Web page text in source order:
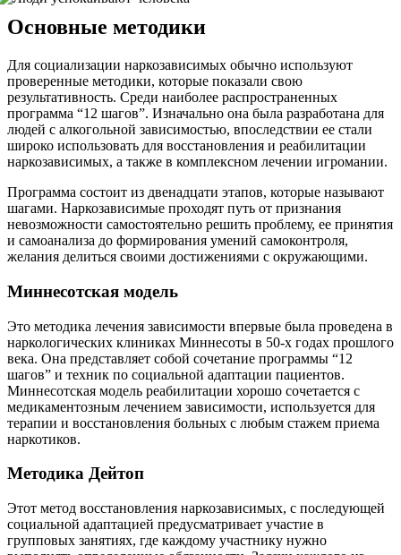
Основные методики
Для социализации наркозависимых обычно используют
проверенные методики, которые показали свою
результативность. Среди наиболее распространенных
программа “12 шагов”. Изначально она была разработана для
людей с алкогольной зависимостью, впоследствии ее стали
широко использовать для восстановления и реабилитации
наркозависимых, а также в комплексном лечении игромании.
Программа состоит из двенадцати этапов, которые называют
шагами. Наркозависимые проходят путь от признания
невозможности самостоятельно решить проблему, ее принятия
и самоанализа до формирования умений самоконтроля,
желания делиться своими достижениями с окружающими.
Миннесотская модель
Это методика лечения зависимости впервые была проведена в
наркологических клиниках Миннесоты в 50-х годах прошлого
века. Она представляет собой сочетание программы “12
шагов” и техник по социальной адаптации пациентов.
Миннесотская модель реабилитации хорошо сочетается с
медикаментозным лечением зависимости, используется для
терапии и восстановления больных с любым стажем приема
наркотиков.
Методика Дейтоп
Этот метод восстановления наркозависимых, с последующей
социальной адаптацией предусматривает участие в
групповых занятиях, где каждому участнику нужно